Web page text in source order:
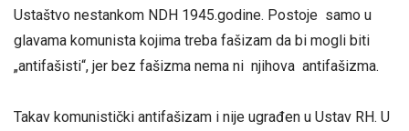
Ustaštvo nestankom NDH 1945.godine. Postoje samo u
glavama komunista kojima treba fašizam da bi mogli biti
„antifašisti“, jer bez fašizma nema ni njihova antifašizma.
Takav komunistički antifašizam i nije ugrađen u Ustav RH. U